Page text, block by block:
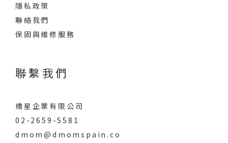
隱私政策
聯絡我們
保固與維修服務
聯繫我們
橋星企業有限公司
02-2659-5581
dmom@dmomspain.co